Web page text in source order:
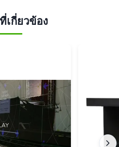
เกี่ยวข้อง